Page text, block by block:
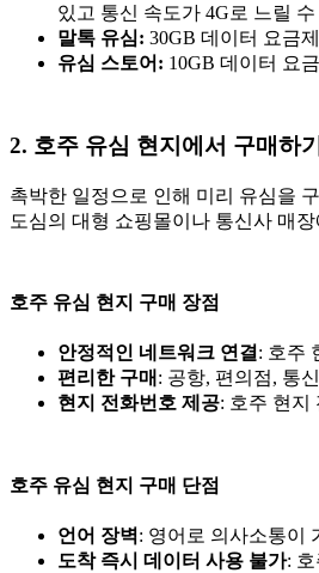
있고 통신 속도가 4G로 느릴
말톡 유심: 30GB 데이터 요금
유심 스토어: 10GB 데이터 요
2. 호주 유심 현지에서 구매하기
촉박한 일정으로 인해 미리 유심을
도심의 대형 쇼핑몰이나 통신사 매
호주 유심 현지 구매 장점
안정적인 네트워크 연결 : 호주
편리한 구매 : 공항, 편의점, 통
현지 전화번호 제공: 호주 현지
호주 유심 현지 구매 단점
언어 장벽: 영어로 의사소통이
도착 즉시 데이터 사용 불가: